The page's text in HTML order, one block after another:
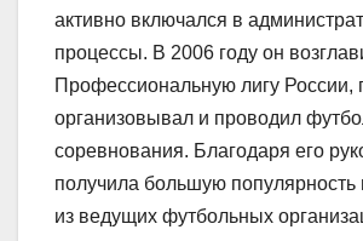
активно включался в
процессы. В 2006 году он
Профессиональную лигу России,
организовывал и проводил
соревнования. Благодаря его
получила большую популярность
из ведущих футбольных